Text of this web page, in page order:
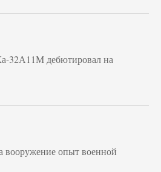
32А11М дебютировал на
опыт военной